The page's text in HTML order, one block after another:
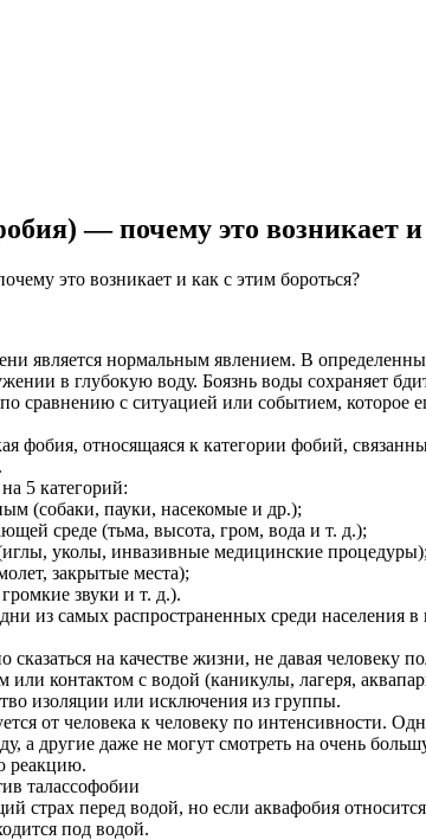
— почему это возникает и
является нормальным явлением. В
в глубокую воду. Боязнь воды сохраняет
сравнению с ситуацией или событием, которое
фобия, относящаяся к категории фобий,
5 категорий:
(собаки, пауки, насекомые и др.);
среде (тьма, высота, гром, вода и т. д.);
уколы, инвазивные медицинские процедуры);
закрытые места);
звуки и т. д.).
из самых распространенных среди населения
сказаться на качестве жизни, не давая
или контактом с водой (каникулы, лагеря,
изоляции или исключения из группы.
от человека к человеку по интенсивности.
а другие даже не могут смотреть на очень
реакцию.
талассофобии
страх перед водой, но если аквафобия
под водой.